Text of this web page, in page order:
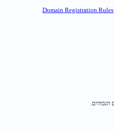
Domain Registration Rules